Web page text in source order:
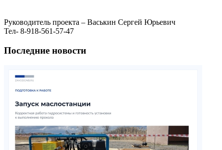
Руководитель проекта – Васькин Сергей Юрьевич
Тел- 8-918-561-57-47
Последние новости